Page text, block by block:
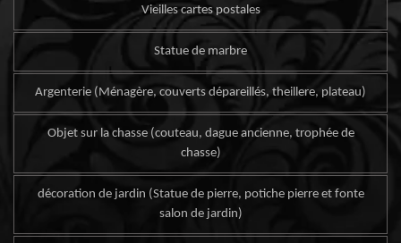
Vieilles cartes postales
Statue de marbre
Argenterie (Ménagère, couverts dépareillés, theillere, plateau)
Objet sur la chasse (couteau, dague ancienne, trophée de
chasse)
décoration de jardin (Statue de pierre, potiche pierre et fonte
salon de jardin)